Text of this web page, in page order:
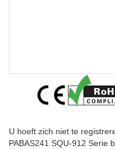
U hoeft zich niet te
PABAS241 SQU-912 Serie